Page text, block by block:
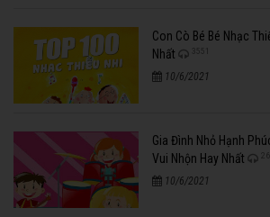
Con Cò Bé Bé Nhạc
Nhất
3551
10/6/2021
Gia Đình Nhỏ Hạnh
Vui Nhộn Hay Nhất
10/6/2021